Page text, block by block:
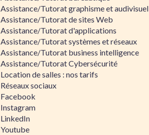
Assistance/Tutorat graphisme et audivisuel
Assistance/Tutorat de sites Web
Assistance/Tutorat d'applications
Assistance/Tutorat systèmes et réseaux
Assistance/Tutorat business intelligence
Assistance/Tutorat Cybersécurité
Location de salles : nos tarifs
Réseaux sociaux
Facebook
Instagram
LinkedIn
Youtube